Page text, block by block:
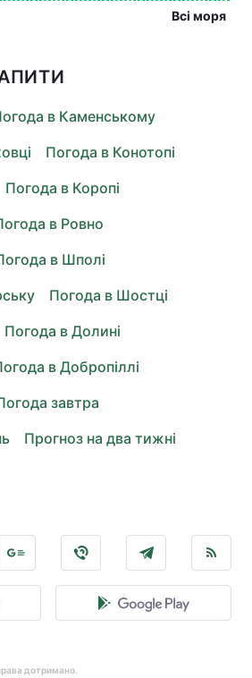
Всі моря
в Каменському
Погода в Конотопі
Погода в Коропі
в Ровно
в Шполі
Погода в Шостці
Погода в Долині
в Добропіллі
завтра
Прогноз на два тижні
дотримано.